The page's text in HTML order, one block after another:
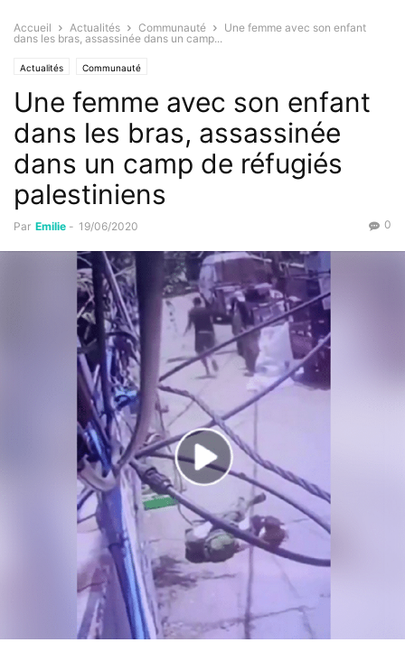
Accueil Actualités Communauté
Une femme avec son enfant
dans les bras, assassinée dans un camp...
Actualités Communauté
Une femme avec son enfant
dans les bras, assassinée
dans un camp de réfugiés
palestiniens
Par Emilie - 19/06/2020 0